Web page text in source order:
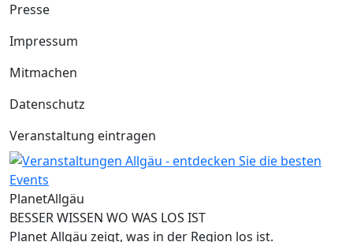
Presse
Impressum
Mitmachen
Datenschutz
Veranstaltung eintragen
PlanetAllgäu
BESSER WISSEN WO WAS LOS IST
Planet Allgäu zeigt, was in der Region los ist.